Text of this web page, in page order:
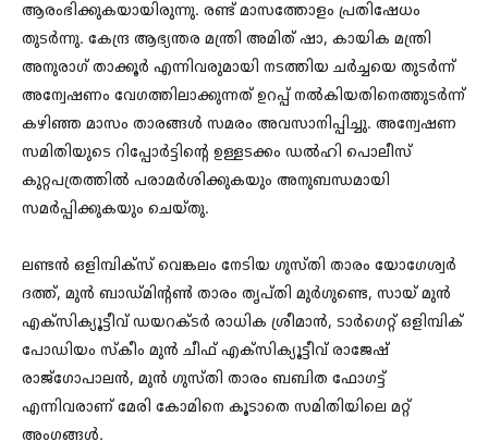
ആരംഭിക്കുകയായിരുന്നു. രണ്ട് മാസത്തോളം പ്രതിഷേധം
തുടര്‍ന്നു. കേന്ദ്ര ആഭ്യന്തര മന്ത്രി അമിത് ഷാ, കായിക മന്ത്രി
അനുരാഗ് താക്കൂര്‍ എന്നിവരുമായി നടത്തിയ ചര്‍ച്ചയെ തുടര്‍ന്ന്
അന്വേഷണം വേഗത്തിലാക്കുന്നത് ഉറപ്പ് നല്‍കിയതിനെത്തുടര്‍ന്ന്
കഴിഞ്ഞ മാസം താരങ്ങള്‍ സമരം അവസാനിപ്പിച്ചു. അന്വേഷണ
സമിതിയുടെ റിപ്പോര്‍ട്ടിന്റെ ഉള്ളടക്കം ഡല്‍ഹി പൊലീസ്
കുറ്റപത്രത്തില്‍ പരാമര്‍ശിക്കുകയും അനുബന്ധമായി
സമര്‍പ്പിക്കുകയും ചെയ്തു.
ലണ്ടന്‍ ഒളിമ്പിക്സ് വെങ്കലം നേടിയ ഗുസ്തി താരം യോഗേശ്വര്‍
ദത്ത്, മുന്‍ ബാഡ്മിന്റണ്‍ താരം തൃപ്തി മുര്‍ഗുണ്ടെ, സായ് മുന്‍
എക്സിക്യൂട്ടീവ് ഡയറക്ടര്‍ രാധിക ശ്രീമാന്‍, ടാര്‍ഗെറ്റ് ഒളിമ്പിക്
പോഡിയം സ്‌കീം മുന്‍ ചീഫ് എക്സിക്യൂട്ടീവ് രാജേഷ്
രാജ്‌ഗോപാലന്‍, മുന്‍ ഗുസ്തി താരം ബബിത ഫോഗട്ട്
എന്നിവരാണ് മേരി കോമിനെ കൂടാതെ സമിതിയിലെ മറ്റ്
അംഗങ്ങള്‍.